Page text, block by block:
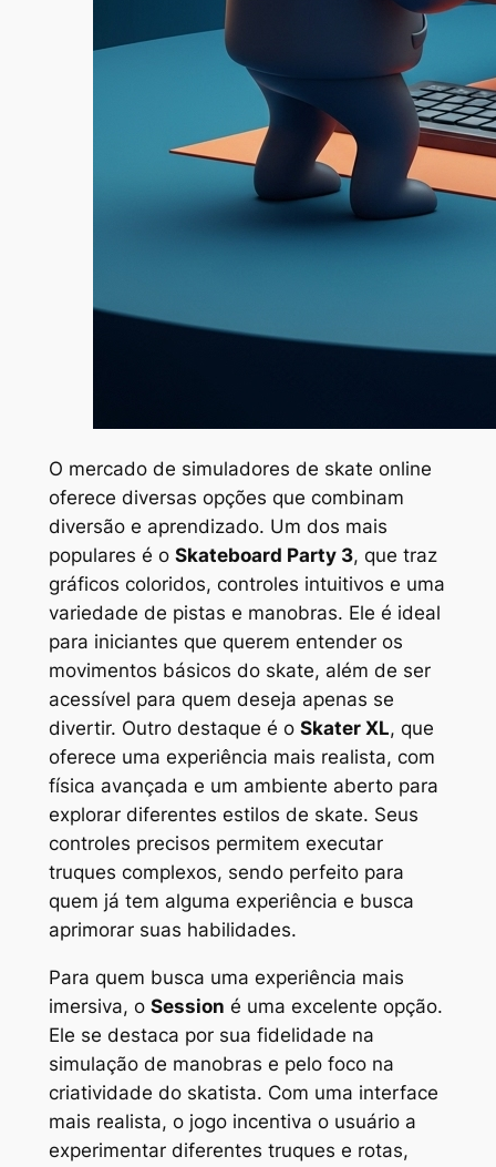
O mercado de simuladores de skate online
oferece diversas opções que combinam
diversão e aprendizado. Um dos mais
populares é o Skateboard Party 3, que traz
gráficos coloridos, controles intuitivos e uma
variedade de pistas e manobras. Ele é ideal
para iniciantes que querem entender os
movimentos básicos do skate, além de ser
acessível para quem deseja apenas se
divertir. Outro destaque é o Skater XL, que
oferece uma experiência mais realista, com
física avançada e um ambiente aberto para
explorar diferentes estilos de skate. Seus
controles precisos permitem executar
truques complexos, sendo perfeito para
quem já tem alguma experiência e busca
aprimorar suas habilidades.
Para quem busca uma experiência mais
imersiva, o Session é uma excelente opção.
Ele se destaca por sua fidelidade na
simulação de manobras e pelo foco na
criatividade do skatista. Com uma interface
mais realista, o jogo incentiva o usuário a
experimentar diferentes truques e rotas,